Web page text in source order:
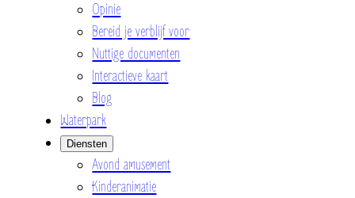
Opinie
Bereid je verblijf voor
Nuttige documenten
Interactieve kaart
Blog
Waterpark
Diensten
Avond amusement
Kinderanimatie